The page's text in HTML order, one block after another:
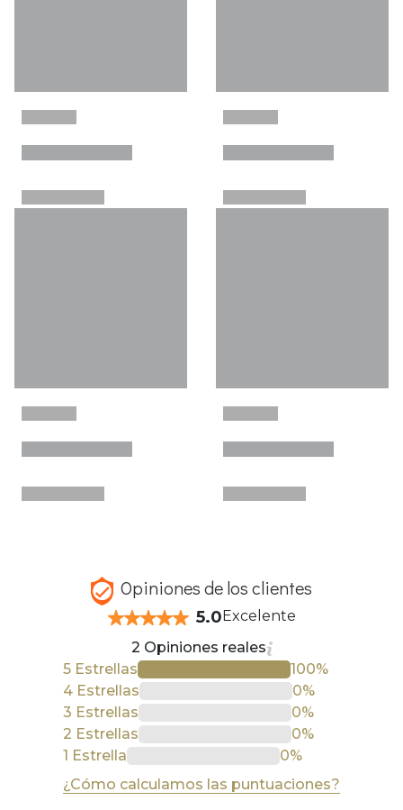
Opiniones de los clientes
5.0 Excelente
2 Opiniones reales
5 Estrellas
100%
4 Estrellas
0%
3 Estrellas
0%
2 Estrellas
0%
1 Estrella
0%
¿Cómo calculamos las puntuaciones?